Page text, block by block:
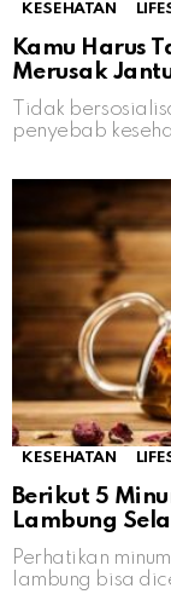
KESEHATAN
Kamu Harus
Merusak
Tidak
penyebab
KESEHATAN
Berikut 5
Lambung
Perhatikan
lambung bisa